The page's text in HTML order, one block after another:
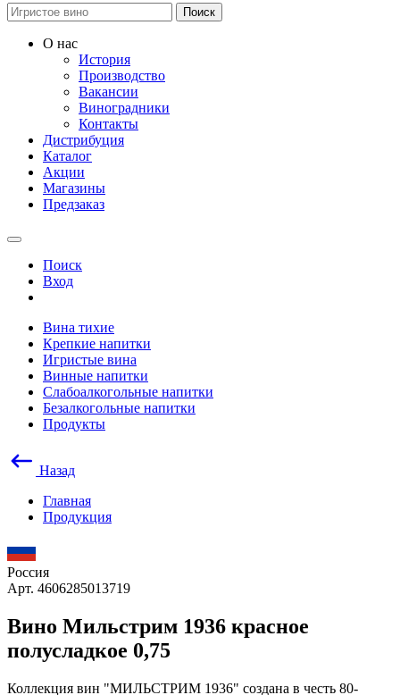
Поиск
О нас
История
Производство
Вакансии
Виноградники
Контакты
Дистрибуция
Каталог
Акции
Магазины
Предзаказ
Поиск
Вход
Вина тихие
Крепкие напитки
Игристые вина
Винные напитки
Слабоалкогольные напитки
Безалкогольные напитки
Продукты
Назад
Главная
Продукция
Россия
Арт. 4606285013719
Вино Мильстрим 1936 красное
полусладкое 0,75
Коллекция вин "МИЛЬСТРИМ 1936" создана в честь 80-